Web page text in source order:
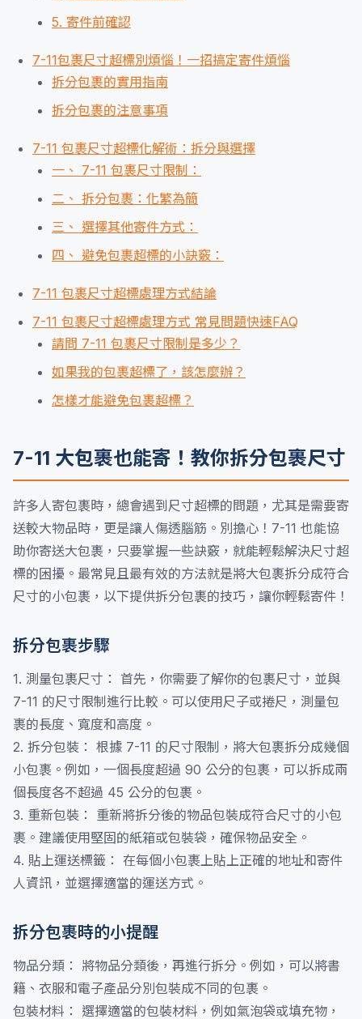
5. 寄件前確認
7-11包裹尺寸超標別煩惱！一招搞定寄件煩惱
拆分包裹的實用指南
拆分包裹的注意事項
7-11 包裹尺寸超標化解術：拆分與選擇
一、 7-11 包裹尺寸限制：
二、 拆分包裹：化繁為簡
三、 選擇其他寄件方式：
四、 避免包裹超標的小訣竅：
7-11 包裹尺寸超標處理方式結論
7-11 包裹尺寸超標處理方式 常見問題快速FAQ
請問 7-11 包裹尺寸限制是多少？
如果我的包裹超標了，該怎麼辦？
怎樣才能避免包裹超標？
7-11 大包裹也能寄！教你拆分包裹尺寸
許多人寄包裹時，總會遇到尺寸超標的問題，尤其是需要寄
送較大物品時，更是讓人傷透腦筋。別擔心！7-11 也能協
助你寄送大包裹，只要掌握一些訣竅，就能輕鬆解決尺寸超
標的困擾。最常見且最有效的方法就是將大包裹拆分成符合
尺寸的小包裹，以下提供拆分包裹的技巧，讓你輕鬆寄件！
拆分包裹步驟
1. 測量包裹尺寸： 首先，你需要了解你的包裹尺寸，並與
7-11 的尺寸限制進行比較。可以使用尺子或捲尺，測量包
裹的長度、寬度和高度。
2. 拆分包裝： 根據 7-11 的尺寸限制，將大包裹拆分成幾個
小包裹。例如，一個長度超過 90 公分的包裹，可以拆成兩
個長度各不超過 45 公分的包裹。
3. 重新包裝： 重新將拆分後的物品包裝成符合尺寸的小包
裹。建議使用堅固的紙箱或包裝袋，確保物品安全。
4. 貼上運送標籤： 在每個小包裹上貼上正確的地址和寄件
人資訊，並選擇適當的運送方式。
拆分包裹時的小提醒
物品分類： 將物品分類後，再進行拆分。例如，可以將書
籍、衣服和電子產品分別包裝成不同的包裹。
包裝材料： 選擇適當的包裝材料，例如氣泡袋或填充物，